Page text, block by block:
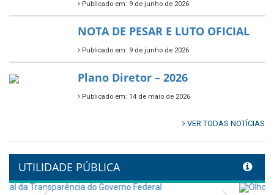
🌳🌱 Projeto Arborização Urbana!
🌿🚤 Semana Mundial do Meio
Publicado em: 9 de junho de 2026
Controladoria fortalece
transformação digital com
alinhamento estratégico do
Conecta+ Tamandaré.